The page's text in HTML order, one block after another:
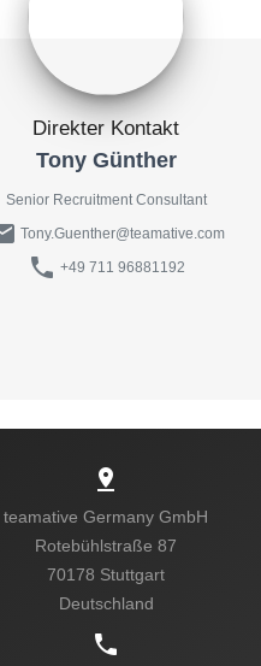
Direkter Kontakt
Tony Günther
Senior Recruitment Consultant
Tony.Guenther@teamative.com
phone +49 711 96881192
pin_drop
teamative Germany GmbH
Rotebühlstraße 87
70178 Stuttgart
Deutschland
phone